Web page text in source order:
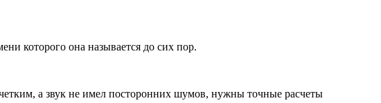
которого она называется до сих пор.
а звук не имел посторонних шумов, нужны точные расчеты